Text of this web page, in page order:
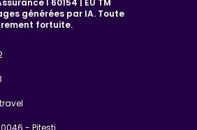
I 60154 | EU TM
générées par IA. Toute
fortuite.